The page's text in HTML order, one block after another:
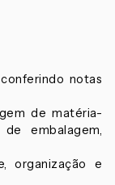
notas
de matéria-
embalagem,
organização e